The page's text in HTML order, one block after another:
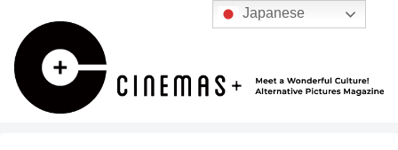
Japanese